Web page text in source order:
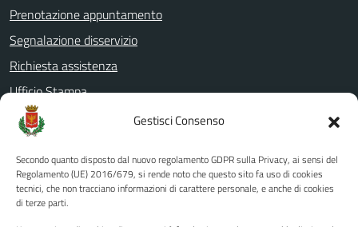
Gestisci Consenso
Secondo quanto disposto dal nuovo regolamento GDPR sulla Privacy, ai sensi del
Regolamento (UE) 2016/679, si rende noto che questo sito fa uso di cookies
tecnici, che non tracciano informazioni di carattere personale, e anche di cookies
di terze parti.
Prenotazione appuntamento
Segnalazione disservizio
Richiesta assistenza
Ufficio Stampa
Amministrazione Trasparente
Albo pretorio
Informativa privacy
Note legali